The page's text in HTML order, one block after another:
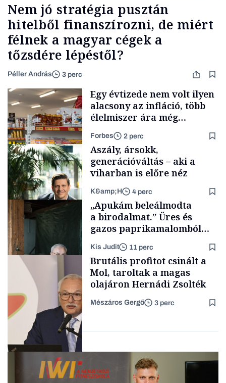
Nem jó stratégia pusztán
hitelből finanszírozni, de miért
félnek a magyar cégek a
tőzsdére lépéstől?
Péller András 3 perc
Makro
Egy évtizede nem volt ilyen
alacsony az infláció, több
élelmiszer ára még
rohamosan csökken is
Forbes 2 perc
TÁMOGATÓI
TARTALOM
Aszály, ársokk,
generációváltás – aki a
viharban is előre néz
K&amp;H 4 perc
Családi
vállalkozások
„Apukám beleálmodta
a birodalmat.” Üres és
gazos paprikamalomból
lett az igazi családi
fűszersztori
Kis Judit 11 perc
Befektetés
Brutális profitot csinált a
Mol, taroltak a magas
olajáron Hernádi Zsolték
Mészáros Gergő 3 perc